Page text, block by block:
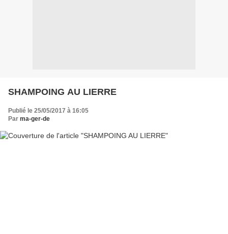
SHAMPOING AU LIERRE
Publié le 25/05/2017 à 16:05
Par ma-ger-de